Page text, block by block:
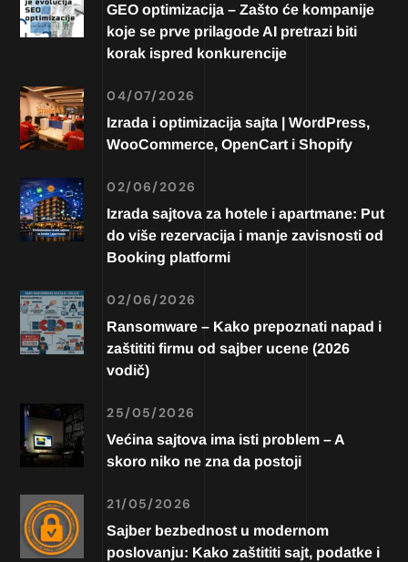
GEO optimizacija – Zašto će kompanije
koje se prve prilagode AI pretrazi biti
korak ispred konkurencije
04/07/2026
Izrada i optimizacija sajta | WordPress,
WooCommerce, OpenCart i Shopify
02/06/2026
Izrada sajtova za hotele i apartmane: Put
do više rezervacija i manje zavisnosti od
Booking platformi
02/06/2026
Ransomware – Kako prepoznati napad i
zaštititi firmu od sajber ucene (2026
vodič)
25/05/2026
Većina sajtova ima isti problem – A
skoro niko ne zna da postoji
21/05/2026
Sajber bezbednost u modernom
poslovanju: Kako zaštititi sajt, podatke i